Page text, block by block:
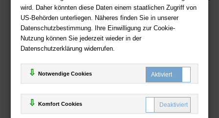
wird. Daher könnten diese Daten einem staatlichen Zugriff von
US-Behörden unterliegen. Näheres finden Sie in unserer
Datenschutzbestimmung. Ihre Einwilligung zur Cookie-
Nutzung können Sie jederzeit wieder in der
Datenschutzerklärung widerrufen.
Notwendige Cookies
Komfort Cookies
Zahlweisen